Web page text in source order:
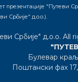
презентације "Путеви
Србије" д.о.о.).
Србије" д.о.о.
Булевар
Поштански фах